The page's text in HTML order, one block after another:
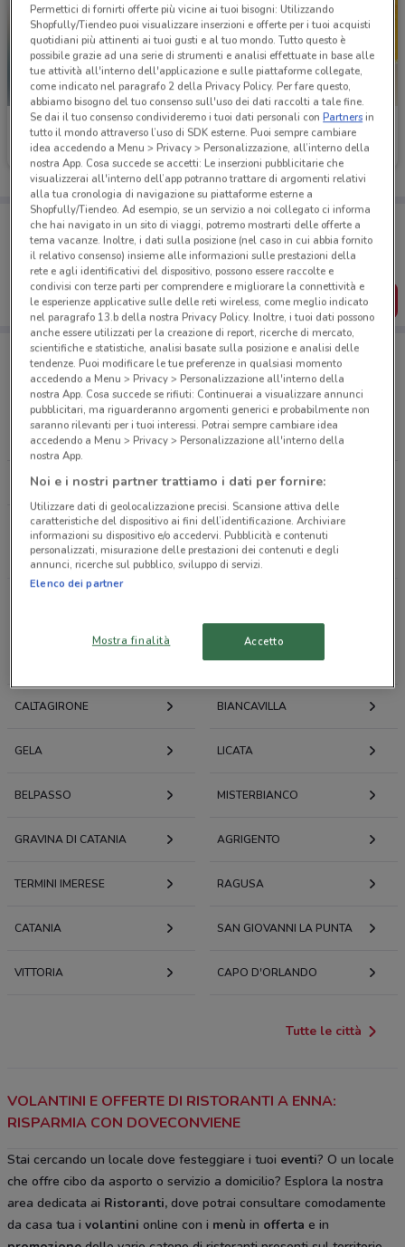
Autogrill
Scade il 06/09 5.4 km
Old Wild West
Scade il 04/09 23 km
Porta DoveConviene sempre con te!
Puoi trovare le migliori offerte dei negozi vicino a te,
salvarle e creare la tua lista del risparmio, comodamente
dal tuo cellulare.
SCARICA L’APP
Ristoranti a Enna
AUTOGRILL MCDONALD'S
OLD WILD WEST
Tutti i negozi
CALTANISSETTA
CALTAGIRONE BIANCAVILLA
GELA LICATA
BELPASSO MISTERBIANCO
GRAVINA DI CATANIA AGRIGENTO
TERMINI IMERESE RAGUSA
CATANIA SAN GIOVANNI LA PUNTA
VITTORIA CAPO D'ORLANDO
Tutte le città
VOLANTINI E OFFERTE DI RISTORANTI A ENNA:
RISPARMIA CON DOVECONVIENE
Stai cercando un locale dove festeggiare i tuoi eventi? O un locale
che offre cibo da asporto o servizio a domicilio? Esplora la nostra
area dedicata ai Ristoranti, dove potrai consultare comodamente
da casa tua i volantini online con i menù in offerta e in
Permettici di fornirti offerte più vicine ai tuoi bisogni: Utilizzando
Shopfully/Tiendeo puoi visualizzare inserzioni e offerte per i tuoi acquisti
quotidiani più attinenti ai tuoi gusti e al tuo mondo. Tutto questo è
possibile grazie ad una serie di strumenti e analisi effettuate in base alle
tue attività all'interno dell'applicazione e sulle piattaforme collegate,
come indicato nel paragrafo 2 della Privacy Policy. Per fare questo,
abbiamo bisogno del tuo consenso sull'uso dei dati raccolti a tale fine.
Se dai il tuo consenso condivideremo i tuoi dati personali conPartnersin
tutto il mondo attraverso l’uso di SDK esterne. Puoi sempre cambiare
idea accedendo a Menu > Privacy > Personalizzazione, all’interno della
nostra App. Cosa succede se accetti: Le inserzioni pubblicitarie che
visualizzerai all'interno dell’app potranno trattare di argomenti relativi
alla tua cronologia di navigazione su piattaforme esterne a
Shopfully/Tiendeo. Ad esempio, se un servizio a noi collegato ci informa
che hai navigato in un sito di viaggi, potremo mostrarti delle offerte a
tema vacanze. Inoltre, i dati sulla posizione (nel caso in cui abbia fornito
il relativo consenso) insieme alle informazioni sulle prestazioni della
rete e agli identificativi del dispositivo, possono essere raccolte e
condivisi con terze parti per comprendere e migliorare la connettività e
le esperienze applicative sulle delle reti wireless, come meglio indicato
nel paragrafo 13.b della nostra Privacy Policy. Inoltre, i tuoi dati possono
anche essere utilizzati per la creazione di report, ricerche di mercato,
scientifiche e statistiche, analisi basate sulla posizione e analisi delle
tendenze. Puoi modificare le tue preferenze in qualsiasi momento
accedendo a Menu > Privacy > Personalizzazione all'interno della
nostra App. Cosa succede se rifiuti: Continuerai a visualizzare annunci
pubblicitari, ma riguarderanno argomenti generici e probabilmente non
saranno rilevanti per i tuoi interessi. Potrai sempre cambiare idea
accedendo a Menu > Privacy > Personalizzazione all'interno della
nostra App.
Noi e i nostri partner trattiamo i dati per fornire:
Utilizzare dati di geolocalizzazione precisi. Scansione attiva delle
caratteristiche del dispositivo ai fini dell’identificazione. Archiviare
informazioni su dispositivo e/o accedervi. Pubblicità e contenuti
personalizzati, misurazione delle prestazioni dei contenuti e degli
annunci, ricerche sul pubblico, sviluppo di servizi.
Elenco dei partner
Mostra finalità Accetto